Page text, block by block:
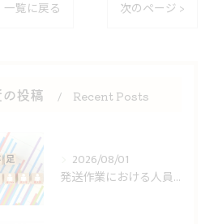
一覧に戻る 次のページ >
投稿 Recent Posts
2026/08/01
発送作業における人員不足への対策